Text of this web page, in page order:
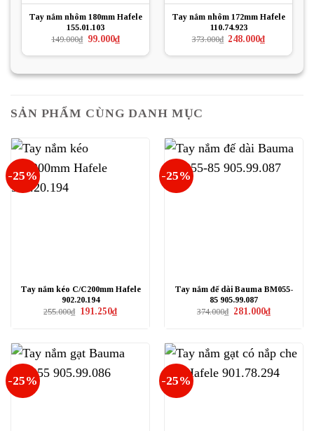
Tay nắm nhôm 180mm Hafele
155.01.103
149.000₫ Giá
là:
99.000₫Giá
hiện
tại
99.000₫.
Tay nắm nhôm 172mm Hafele
110.74.923
373.000₫ Giá
là:
248.000₫Giá
hiện
tại
248.000₫.
SẢN PHẨM CÙNG DANH MỤC
-25%
Tay nắm kéo C/C200mm Hafele
902.20.194
255.000₫ Giá
191.250₫Giá
hiện
-25%
Tay nắm đế dài Bauma BM055-
85 905.99.087
374.000₫ Giá
281.000₫Giá
hiện
-25% -25%